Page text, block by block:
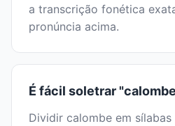
a transcrição fonética
pronúncia acima.
É fácil soletrar
Dividir calombe em